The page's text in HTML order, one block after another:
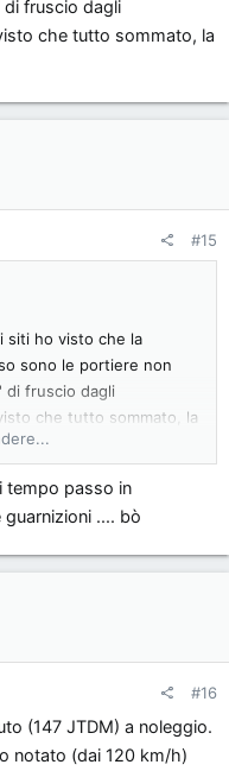
fruscio dagli
che tutto sommato, la
#15
siti ho visto che la
sono le portiere non
fruscio dagli
che tutto sommato, la
tempo passo in
.... bò
#16
(147 JTDM) a noleggio.
notato (dai 120 km/h)